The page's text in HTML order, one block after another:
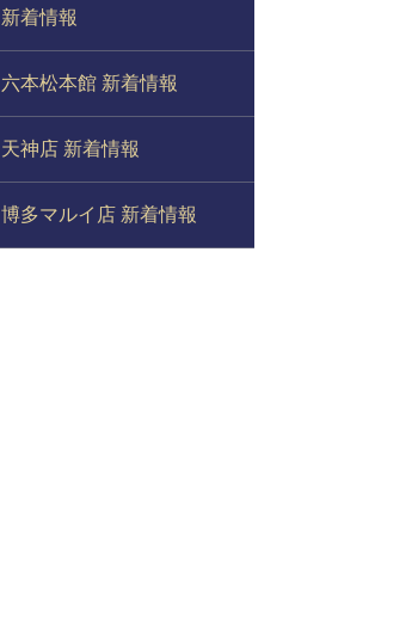
新着情報
六本松本館 新着情報
天神店 新着情報
博多マルイ店 新着情報